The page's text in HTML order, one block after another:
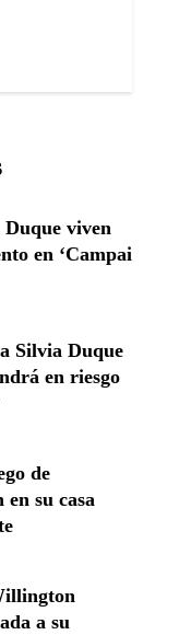
viven
en ‘Campai
Silvia Duque
en riesgo
de
su casa
a su